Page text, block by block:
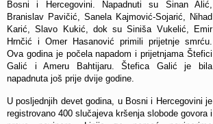
Bosni i Hercegovini. Napadnuti su Sinan Alić,
Branislav Pavičić, Sanela Kajmović-Sojarić, Nihad
Karić, Slavo Kukić, dok su Siniša Vukelić, Emir
Hrnčić i Omer Hasanović primili prijetnje smrću.
Ova godina je počela napadom i prijetnjama Štefici
Galić i Ameru Bahtijaru. Štefica Galić je bila
napadnuta još prije dvije godine.
U posljednjih devet godina, u Bosni i Hercegovini je
registrovano 400 slučajeva kršenja slobode govora i